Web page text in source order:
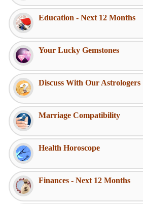
Education - Next 12 Months
Your Lucky Gemstones
Discuss With Our Astrologers
Marriage Compatibility
Health Horoscope
Finances - Next 12 Months